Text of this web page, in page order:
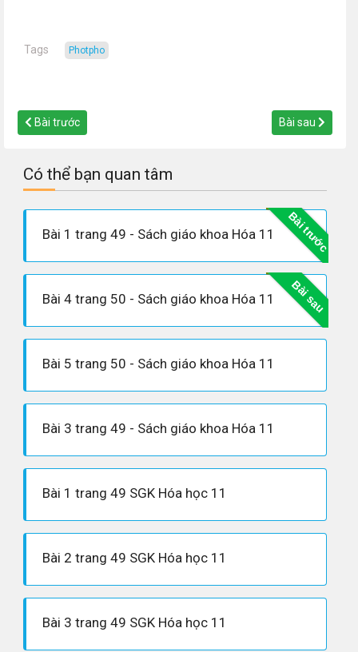
Tags photpho
Bài trước Bài sau
Có thể bạn quan tâm
Bài trước
Bài 1 trang 49 - Sách giáo khoa Hóa 11
Bài sau
Bài 4 trang 50 - Sách giáo khoa Hóa 11
Bài 5 trang 50 - Sách giáo khoa Hóa 11
Bài 3 trang 49 - Sách giáo khoa Hóa 11
Bài 1 trang 49 SGK Hóa học 11
Bài 2 trang 49 SGK Hóa học 11
Bài 3 trang 49 SGK Hóa học 11